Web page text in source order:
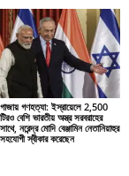
গাজায় গণহত্যা: ইস্রায়েলে 2,500
টিরও বেশি ভারতীয় অস্ত্র সরবরাহের
সাথে, নরেন্দ্র মোদি বেঞ্জামিন নেতানিয়াহুর
সহযোগী স্বীকার করেছেন